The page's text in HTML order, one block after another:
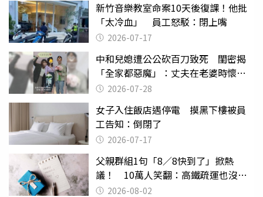
新竹音樂教室命案10天後復課！他批
「太冷血」 員工怒駁：閉上嘴
2026-07-17
中和兒媳遭公公砍百刀致死 閨密揭
「全家都惡魔」：丈夫在老婆時懷孕
摔東西
2026-07-28
女子入住飯店遇停電 摸黑下樓被員
工告知：倒閉了
2026-07-17
父親群組1句「8／8快到了」掀熱
議！ 10萬人笑翻：高鐵疏運也沒列
父親節
2026-08-02